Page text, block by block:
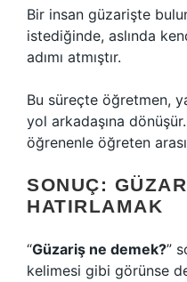
Bir insan güzarişte
istediğinde, aslında
adımı atmıştır.
Bu süreçte öğretmen,
yol arkadaşına
öğrenenle öğreten
SONUÇ:
HATIRLAMAK
“Güzariş ne demek?”
kelimesi gibi görünse